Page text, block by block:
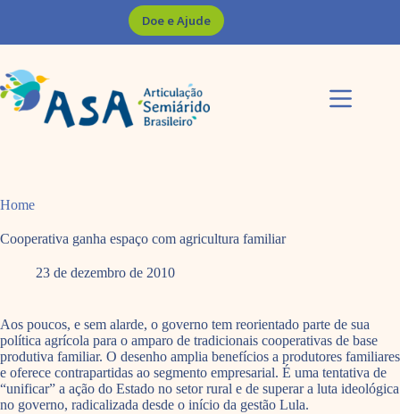
Doe e Ajude
Home
Cooperativa ganha espaço com agricultura familiar
23 de dezembro de 2010
Aos poucos, e sem alarde, o governo tem reorientado parte de sua
política agrícola para o amparo de tradicionais cooperativas de base
produtiva familiar. O desenho amplia benefícios a produtores familiares
e oferece contrapartidas ao segmento empresarial. É uma tentativa de
“unificar” a ação do Estado no setor rural e de superar a luta ideológica
no governo, radicalizada desde o início da gestão Lula.